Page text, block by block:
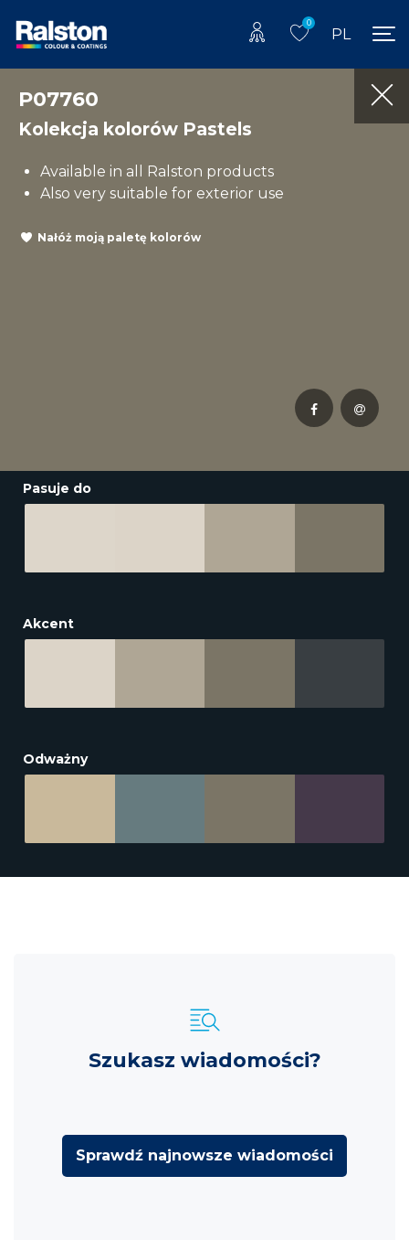
0
PL
P07760
Kolekcja kolorów Pastels
Available in all Ralston products
Also very suitable for exterior use
Nałóż moją paletę kolorów
Pasuje do
Akcent
Odważny
Szukasz wiadomości?
Sprawdź najnowsze wiadomości